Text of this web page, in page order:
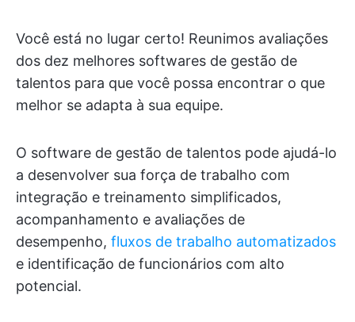
Você está no lugar certo! Reunimos avaliações
dos dez melhores softwares de gestão de
talentos para que você possa encontrar o que
melhor se adapta à sua equipe.
O software de gestão de talentos pode ajudá-lo
a desenvolver sua força de trabalho com
integração e treinamento simplificados,
acompanhamento e avaliações de
desempenho, fluxos de trabalho automatizados
e identificação de funcionários com alto
potencial.